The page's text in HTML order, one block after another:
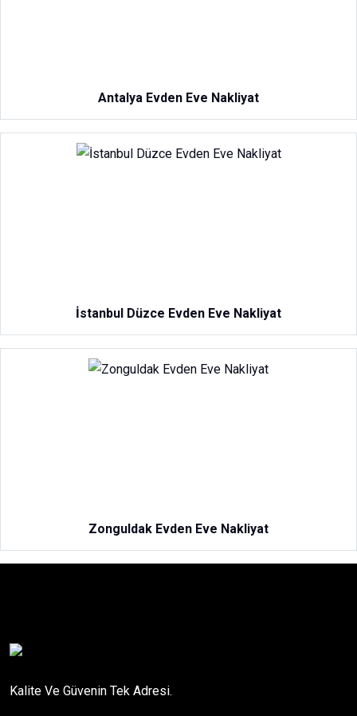
Antalya Evden Eve Nakliyat
İstanbul Düzce Evden Eve Nakliyat
Zonguldak Evden Eve Nakliyat
Kalite Ve Güvenin Tek Adresi.